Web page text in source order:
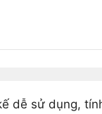
dễ sử dụng,